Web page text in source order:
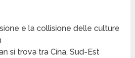
e la collisione delle culture
si trova tra Cina, Sud-Est